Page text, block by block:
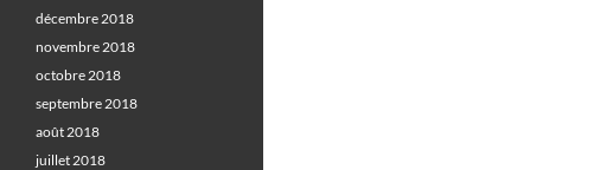
décembre 2018
novembre 2018
octobre 2018
septembre 2018
août 2018
juillet 2018